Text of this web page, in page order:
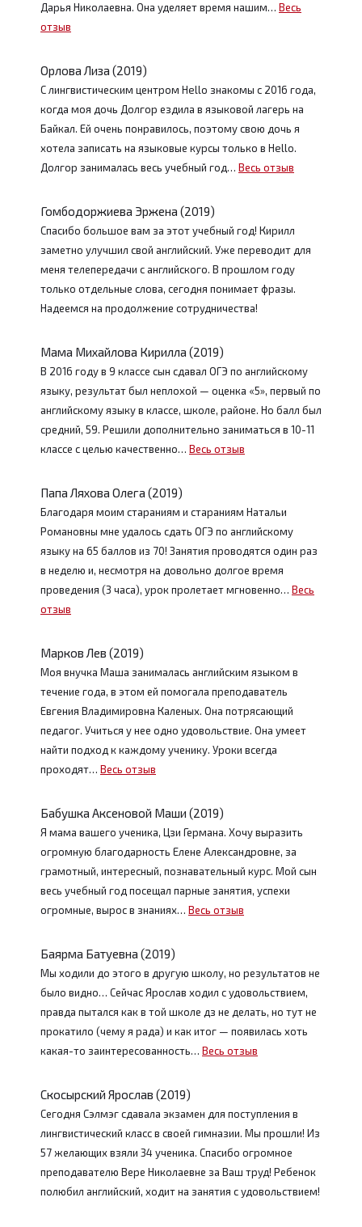
Дарья Николаевна. Она уделяет время нашим… Весь
отзыв
Орлова Лиза (2019)
С лингвистическим центром Hello знакомы с 2016 года,
когда моя дочь Долгор ездила в языковой лагерь на
Байкал. Ей очень понравилось, поэтому свою дочь я
хотела записать на языковые курсы только в Hello.
Долгор занималась весь учебный год… Весь отзыв
Гомбодоржиева Эржена (2019)
Спасибо большое вам за этот учебный год! Кирилл
заметно улучшил свой английский. Уже переводит для
меня телепередачи с английского. В прошлом году
только отдельные слова, сегодня понимает фразы.
Надеемся на продолжение сотрудничества!
Мама Михайлова Кирилла (2019)
В 2016 году в 9 классе сын сдавал ОГЭ по английскому
языку, результат был неплохой — оценка «5», первый по
английскому языку в классе, школе, районе. Но балл был
средний, 59. Решили дополнительно заниматься в 10-11
классе с целью качественно… Весь отзыв
Папа Ляхова Олега (2019)
Благодаря моим стараниям и стараниям Натальи
Романовны мне удалось сдать ОГЭ по английскому
языку на 65 баллов из 70! Занятия проводятся один раз
в неделю и, несмотря на довольно долгое время
проведения (3 часа), урок пролетает мгновенно… Весь
отзыв
Марков Лев (2019)
Моя внучка Маша занималась английским языком в
течение года, в этом ей помогала преподаватель
Евгения Владимировна Каленых. Она потрясающий
педагог. Учиться у нее одно удовольствие. Она умеет
найти подход к каждому ученику. Уроки всегда
проходят… Весь отзыв
Бабушка Аксеновой Маши (2019)
Я мама вашего ученика, Цзи Германа. Хочу выразить
огромную благодарность Елене Александровне, за
грамотный, интересный, познавательный курс. Мой сын
весь учебный год посещал парные занятия, успехи
огромные, вырос в знаниях… Весь отзыв
Баярма Батуевна (2019)
Мы ходили до этого в другую школу, но результатов не
было видно… Сейчас Ярослав ходил с удовольствием,
правда пытался как в той школе дз не делать, но тут не
прокатило (чему я рада) и как итог — появилась хоть
какая-то заинтересованность… Весь отзыв
Скосырский Ярослав (2019)
Сегодня Сэлмэг сдавала экзамен для поступления в
лингвистический класс в своей гимназии. Мы прошли! Из
57 желающих взяли 34 ученика. Спасибо огромное
преподавателю Вере Николаевне за Ваш труд! Ребенок
полюбил английский, ходит на занятия с удовольствием!